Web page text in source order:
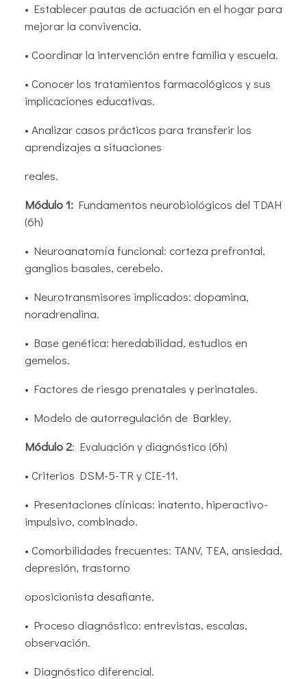
• Establecer pautas de actuación en el hogar para
mejorar la convivencia.
• Coordinar la intervención entre familia y escuela.
• Conocer los tratamientos farmacológicos y sus
implicaciones educativas.
• Analizar casos prácticos para transferir los
aprendizajes a situaciones
reales.
Módulo 1: Fundamentos neurobiológicos del TDAH
(6h)
• Neuroanatomía funcional: corteza prefrontal,
ganglios basales, cerebelo.
• Neurotransmisores implicados: dopamina,
noradrenalina.
• Base genética: heredabilidad, estudios en
gemelos.
• Factores de riesgo prenatales y perinatales.
• Modelo de autorregulación de Barkley.
Módulo 2: Evaluación y diagnóstico (6h)
• Criterios DSM-5-TR y CIE-11.
• Presentaciones clínicas: inatento, hiperactivo-
impulsivo, combinado.
• Comorbilidades frecuentes: TANV, TEA, ansiedad,
depresión, trastorno
oposicionista desafiante.
• Proceso diagnóstico: entrevistas, escalas,
observación.
• Diagnóstico diferencial.